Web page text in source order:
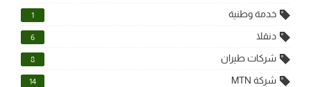
خدمة وطنية 1
دنقلا 6
شركات طيران 8
شركة MTN 14